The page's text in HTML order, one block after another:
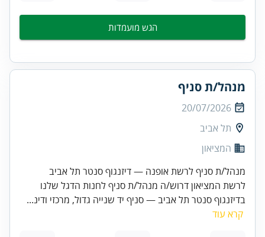
הגש מועמדות
מנהל/ת סניף
20/07/2026
תל אביב
המציאון
מנהל/ת סניף לרשת אופנה — דיזנגוף סנטר תל אביב
לרשת המציאון דרוש/ה מנהל/ת סניף לחנות הדגל שלנו
בדיזנגוף סנטר תל אביב — סניף יד שנייה גדול, מרכזי ודינ...
קרא עוד